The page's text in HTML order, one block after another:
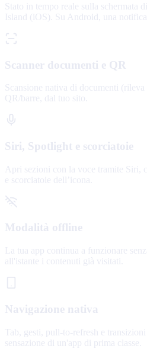
Stato in tempo reale sulla schermata
Island (iOS). Su Android, una notifica
Scanner documenti e QR
Scansione nativa di documenti
QR/barre, dal tuo sito.
Siri, Spotlight e scorciatoie
Apri sezioni con la voce tramite Siri,
e scorciatoie dell’icona.
Modalità offline
La tua app continua a funzionare
all'istante i contenuti già visitati.
Navigazione nativa
Tab, gesti, pull-to-refresh e
sensazione di un'app di prima classe.